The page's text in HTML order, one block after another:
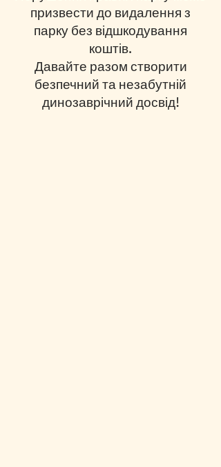
Динозаврам теж потрібен
відпочинок!
своєї групи — особливо про
маленьких дослідників!
співробітника.
👀 Щось знайшли? Будь ласка,
принесіть це співробітнику.
призвести до видалення з
парку без відшкодування
коштів.
Давайте разом створити
безпечний та незабутній
динозаврічний досвід!